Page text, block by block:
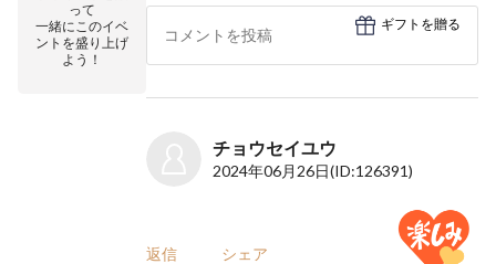
って
一緒にこのイベ
ントを盛り上げ
よう！
ギフトを贈る
チョウセイユウ
2024年06月26日(ID:126391)
返信 シェア